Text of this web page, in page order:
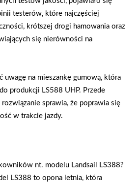
testerów, które najczęściej
krótszej drogi hamowania oraz
się nierówności na
na mieszankę gumową, która
produkcji LS588 UHP. Przede
sprawia, że poprawia się
w trakcie jazdy.
nt. modelu Landsail LS388?
LS388 to opona letnia, która